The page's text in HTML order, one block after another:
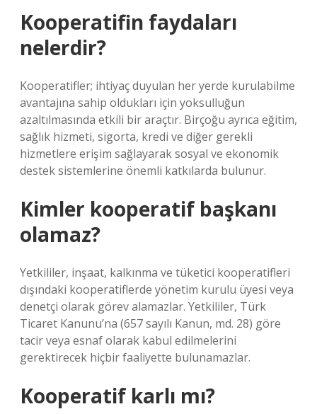
Kooperatifin faydaları
nelerdir?
Kooperatifler; ihtiyaç duyulan her yerde kurulabilme
avantajına sahip oldukları için yoksulluğun
azaltılmasında etkili bir araçtır. Birçoğu ayrıca eğitim,
sağlık hizmeti, sigorta, kredi ve diğer gerekli
hizmetlere erişim sağlayarak sosyal ve ekonomik
destek sistemlerine önemli katkılarda bulunur.
Kimler kooperatif başkanı
olamaz?
Yetkililer, inşaat, kalkınma ve tüketici kooperatifleri
dışındaki kooperatiflerde yönetim kurulu üyesi veya
denetçi olarak görev alamazlar. Yetkililer, Türk
Ticaret Kanunu’na (657 sayılı Kanun, md. 28) göre
tacir veya esnaf olarak kabul edilmelerini
gerektirecek hiçbir faaliyette bulunamazlar.
Kooperatif karlı mı?